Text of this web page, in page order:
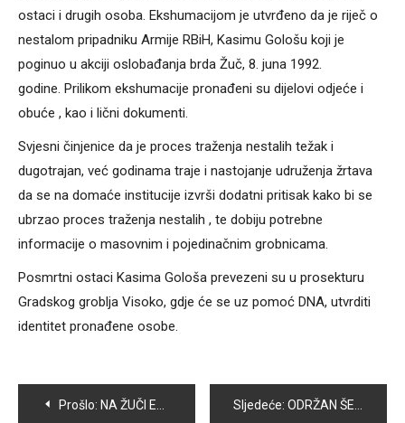
ostaci i drugih osoba. Ekshumacijom je utvrđeno da je riječ o
nestalom pripadniku Armije RBiH, Kasimu Gološu koji je
poginuo u akciji oslobađanja brda Žuč, 8. juna 1992.
godine. Prilikom ekshumacije pronađeni su dijelovi odjeće i
obuće , kao i lični dokumenti.
Svjesni činjenice da je proces traženja nestalih težak i
dugotrajan, već godinama traje i nastojanje udruženja žrtava
da se na domaće institucije izvrši dodatni pritisak kako bi se
ubrzao proces traženja nestalih , te dobiju potrebne
informacije o masovnim i pojedinačnim grobnicama.
Posmrtni ostaci Kasima Gološa prevezeni su u prosekturu
Gradskog groblja Visoko, gdje će se uz pomoć DNA, utvrditi
identitet pronađene osobe.
Navigacija
Prošlo: NA ŽUČI EKSHUMIRANI POSMRTNI OSTACI DVIJE OSOBE Sljedeće: ODRŽAN ŠESTI MEMORIJALNI TURNIR U BOČANJU “HAZIM HADŽALIĆ”